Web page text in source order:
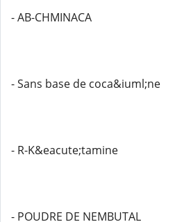
- AB-CHMINACA
- Sans base de coca&iuml;ne
- R-K&eacute;tamine
- POUDRE DE NEMBUTAL